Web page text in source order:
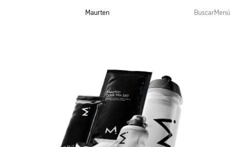
Maurten BuscarMenú